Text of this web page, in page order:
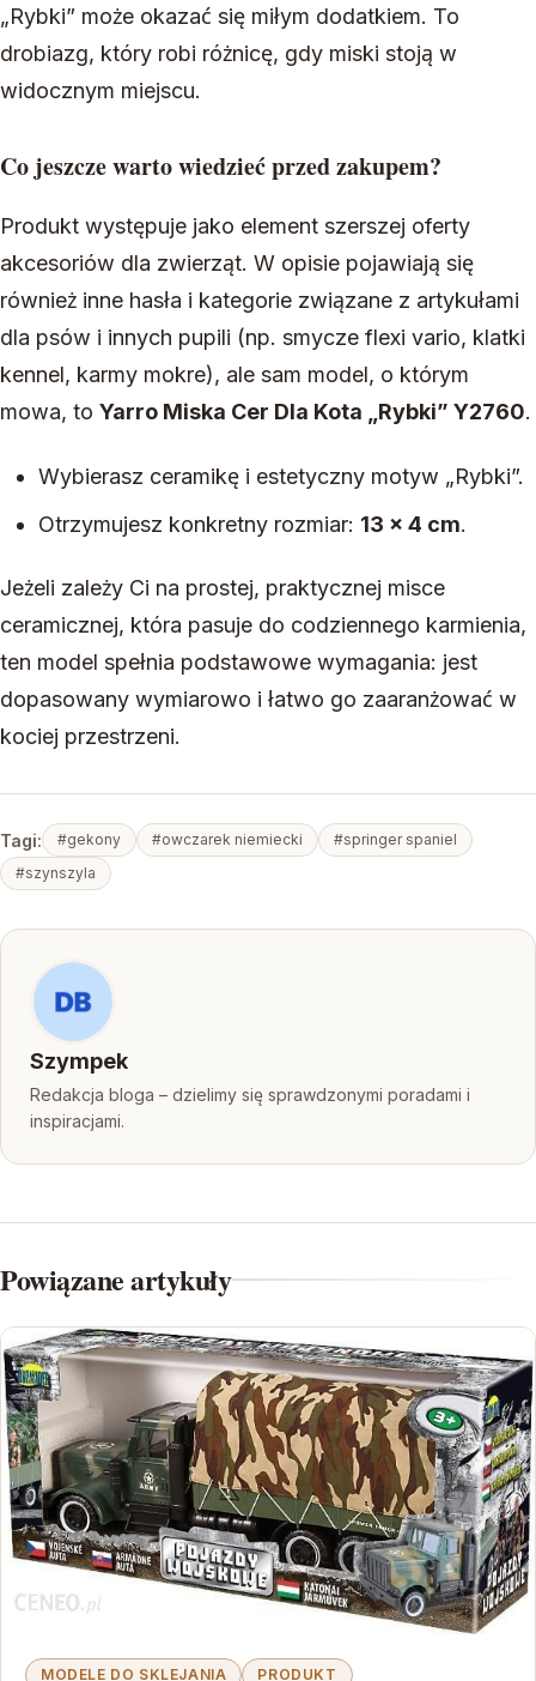
„Rybki” może okazać się miłym dodatkiem. To
drobiazg, który robi różnicę, gdy miski stoją w
widocznym miejscu.
Co jeszcze warto wiedzieć przed zakupem?
Produkt występuje jako element szerszej oferty
akcesoriów dla zwierząt. W opisie pojawiają się
również inne hasła i kategorie związane z artykułami
dla psów i innych pupili (np. smycze flexi vario, klatki
kennel, karmy mokre), ale sam model, o którym
mowa, to Yarro Miska Cer Dla Kota „Rybki” Y2760.
Wybierasz ceramikę i estetyczny motyw „Rybki”.
Otrzymujesz konkretny rozmiar: 13 × 4 cm.
Jeżeli zależy Ci na prostej, praktycznej misce
ceramicznej, która pasuje do codziennego karmienia,
ten model spełnia podstawowe wymagania: jest
dopasowany wymiarowo i łatwo go zaaranżować w
kociej przestrzeni.
Tagi: #gekony #owczarek niemiecki
#springer spaniel
#szynszyla
Szympek
Redakcja bloga – dzielimy się sprawdzonymi poradami i
inspiracjami.
Powiązane artykuły
MODELE DO SKLEJANIA PRODUKT